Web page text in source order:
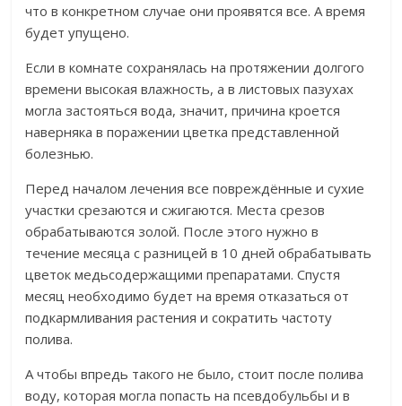
что в конкретном случае они проявятся все. А время
будет упущено.
Если в комнате сохранялась на протяжении долгого
времени высокая влажность, а в листовых пазухах
могла застояться вода, значит, причина кроется
наверняка в поражении цветка представленной
болезнью.
Перед началом лечения все повреждённые и сухие
участки срезаются и сжигаются. Места срезов
обрабатываются золой. После этого нужно в
течение месяца с разницей в 10 дней обрабатывать
цветок медьсодержащими препаратами. Спустя
месяц необходимо будет на время отказаться от
подкармливания растения и сократить частоту
полива.
А чтобы впредь такого не было, стоит после полива
воду, которая могла попасть на псевдобульбы и в